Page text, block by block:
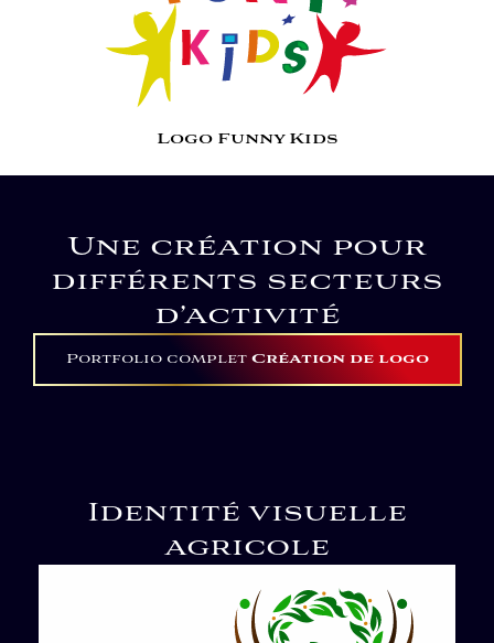
Logo Funny Kids
Une création pour
différents secteurs
d’activité
Portfolio complet Création de logo
Identité visuelle
agricole